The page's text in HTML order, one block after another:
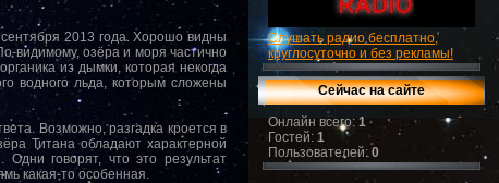
2013 года. Хорошо видны
видимому, озёра и моря частично
из дымки, которая некогда
водного льда, которым сложены
Возможно, разгадка кроется в
Титана обладают характерной
говорят, что это результат
какая-то особенная.
Слушать радио бесплатно,
круглосуточно и без рекламы!
Сейчас на сайте
Онлайн всего: 1
Гостей: 1
Пользователей:0